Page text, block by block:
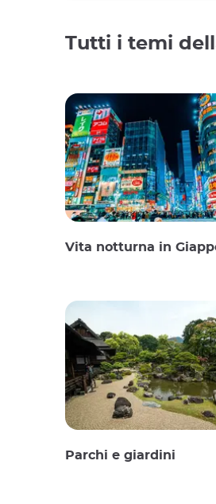
Tutti i temi
Vita notturna in Giappone: uscire,
Parchi e giardini